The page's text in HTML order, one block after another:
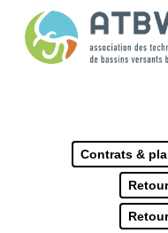
Contrats &
Panneau de gestion